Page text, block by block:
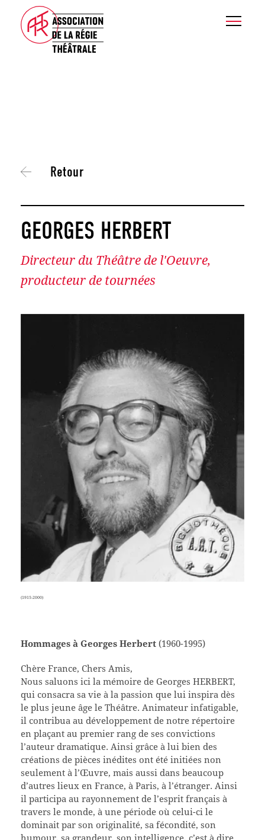
Retour
GEORGES HERBERT
Directeur du Théâtre de l'Oeuvre,
producteur de tournées
(1915-2000)
Hommages à Georges Herbert (1960-1995)
Chère France, Chers Amis,
Nous saluons ici la mémoire de Georges HERBERT,
qui consacra sa vie à la passion que lui inspira dès
le plus jeune âge le Théâtre. Animateur infatigable,
il contribua au développement de notre répertoire
en plaçant au premier rang de ses convictions
l’auteur dramatique. Ainsi grâce à lui bien des
créations de pièces inédites ont été initiées non
seulement à l’Œuvre, mais aussi dans beaucoup
d’autres lieux en France, à Paris, à l’étranger. Ainsi
il participa au rayonnement de l’esprit français à
travers le monde, à une période où celui-ci le
dominait par son originalité, sa fécondité, son